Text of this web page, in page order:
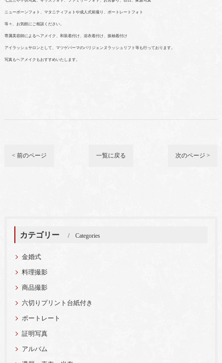
ニューボーンフォト、マタニティフォトや成人式前撮り、ポートレートフォト
等々、お気軽にご相談ください。
専属美容師によるヘアメイク、和装着付け、浴衣着付け、振袖着付け
アイラッシュサロンとして、マツゲパーマのパリジェンヌラッシュリフト等も行っております。
写真もヘアメイクもおすすめいたします。
< 前のページ 一覧に戻る 次のページ >
カテゴリー Categories
金婚式
料理撮影
商品撮影
六切りプリント台紙付き
ポートレート
証明写真
アルバム